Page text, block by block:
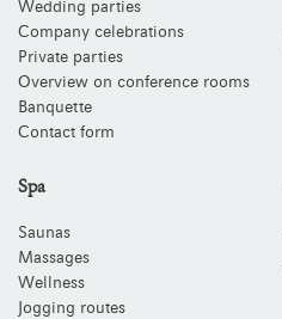
Wedding parties
Company celebrations
Private parties
Overview on conference rooms
Banquette
Contact form
Spa
Saunas
Massages
Wellness
Jogging routes